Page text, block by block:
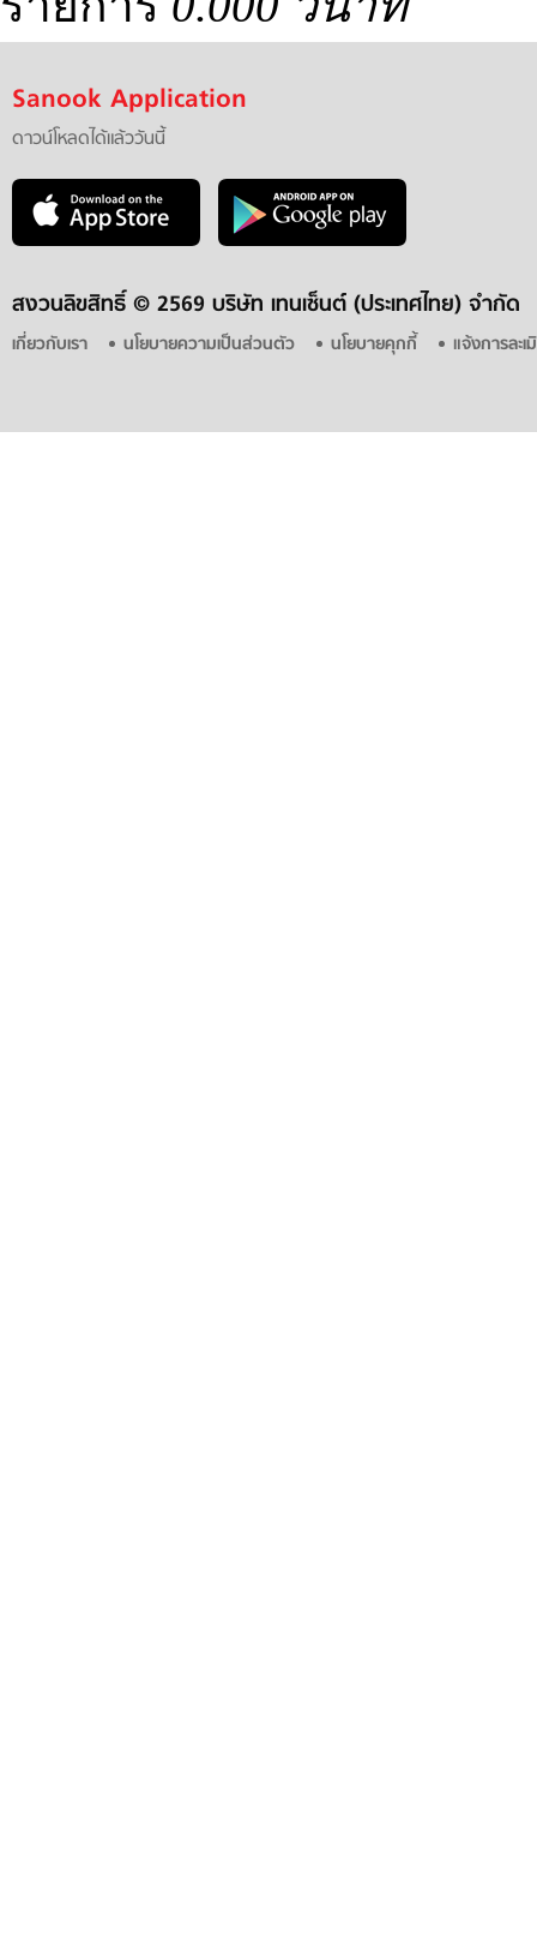
Sanook Application
ดาวน์โหลดได้แล้ววันนี้
สงวนลิขสิทธิ์ © 2569 บริษัท เทนเซ็นต์ (ประเทศไทย) จำกัด
เกี่ยวกับเรา นโยบายความเป็นส่วนตัว นโยบายคุกกี้ แจ้งการละ